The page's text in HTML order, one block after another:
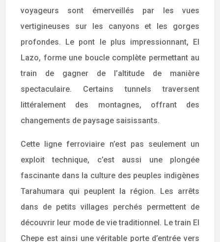
voyageurs sont émerveillés par les vues
vertigineuses sur les canyons et les gorges
profondes. Le pont le plus impressionnant, El
Lazo, forme une boucle complète permettant au
train de gagner de l’altitude de manière
spectaculaire. Certains tunnels traversent
littéralement des montagnes, offrant des
changements de paysage saisissants.
Cette ligne ferroviaire n’est pas seulement un
exploit technique, c’est aussi une plongée
fascinante dans la culture des peuples indigènes
Tarahumara qui peuplent la région. Les arrêts
dans de petits villages perchés permettent de
découvrir leur mode de vie traditionnel. Le train El
Chepe est ainsi une véritable porte d’entrée vers